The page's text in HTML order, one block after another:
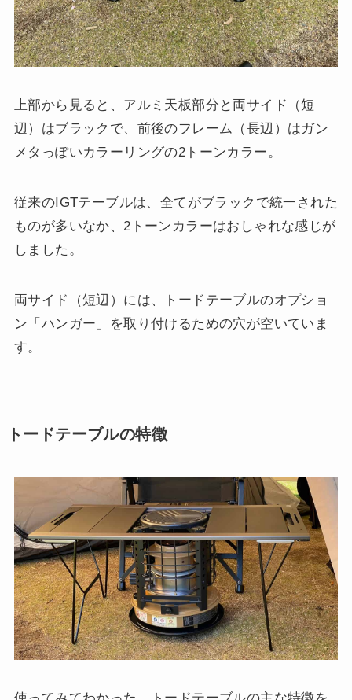
上部から見ると、アルミ天板部分と両サイド（短
辺）はブラックで、前後のフレーム（長辺）はガン
メタっぽいカラーリングの2トーンカラー。
従来のIGTテーブルは、全てがブラックで統一された
ものが多いなか、2トーンカラーはおしゃれな感じが
しました。
両サイド（短辺）には、トードテーブルのオプショ
ン「ハンガー」を取り付けるための穴が空いていま
す。
トードテーブルの特徴